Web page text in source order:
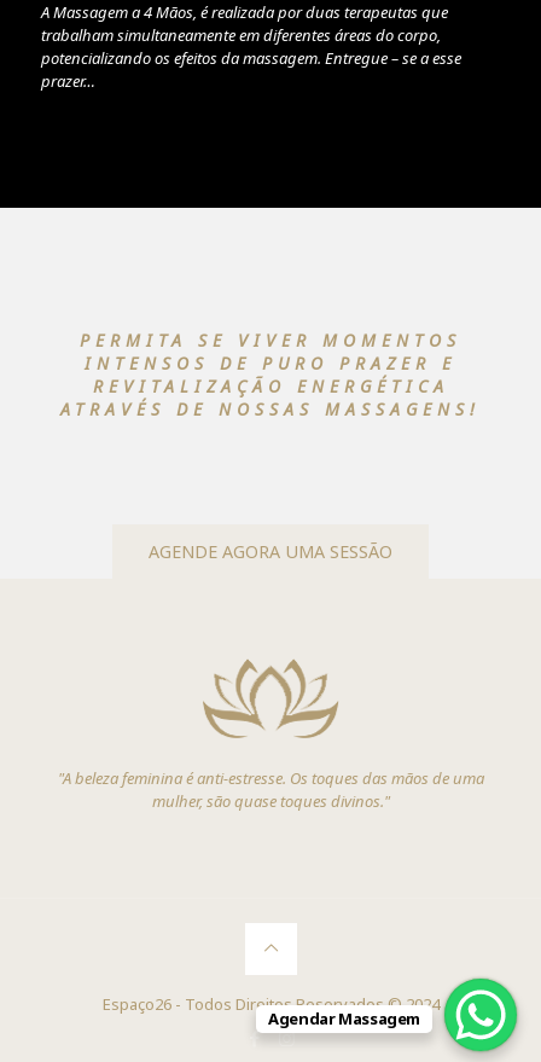
A Massagem a 4 Mãos, é realizada por duas terapeutas que
trabalham simultaneamente em diferentes áreas do corpo,
potencializando os efeitos da massagem. Entregue – se a esse
prazer…
PERMITA SE VIVER MOMENTOS
INTENSOS DE PURO PRAZER E
REVITALIZAÇÃO ENERGÉTICA
ATRAVÉS DE NOSSAS MASSAGENS!
AGENDE AGORA UMA SESSÃO
"A beleza feminina é anti-estresse. Os toques das mãos de uma
mulher, são quase toques divinos."
Espaço26 - Todos Direitos Reservados © 2024
Agendar Massagem